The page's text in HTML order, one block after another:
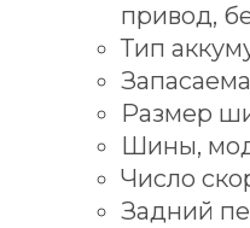
привод,
Тип
Размер
Шины,
Число
Задний